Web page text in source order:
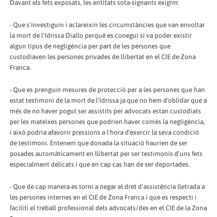
Davant els fets exposats, les entitats sota-signants exigim:
- Que s'investiguin i aclareixin les circumstàncies que van envoltar
la mort de l'Idrissa Diallo perquè es conegui si va poder existir
algun tipus de negligència per part de les persones que
custodiaven les persones privades de llibertat en el CIE de Zona
Franca.
- Que es prenguin mesures de protecció per a les persones que han
estat testimoni de la mort de l'Idrissa ja que no hem d'oblidar que a
més de no haver pogut ser assistits per advocats estan custodiats
per les mateixes persones que podrien haver comès la negligència,
i això podria afavorir pressions a l'hora d'exercir la seva condició
de testimoni. Entenem que donada la situació haurien de ser
posades automàticament en llibertat per ser testimonis d'uns fets
especialment delicats i que en cap cas han de ser deportades.
- Que de cap manera es torni a negar el dret d'assistència lletrada a
les persones internes en el CIE de Zona Franca i que es respecti i
faciliti el treball professional dels advocats/des en el CIE de la Zona